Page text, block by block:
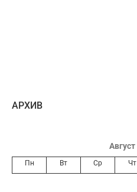
AРХИВ
Пн Вт Ср Чт